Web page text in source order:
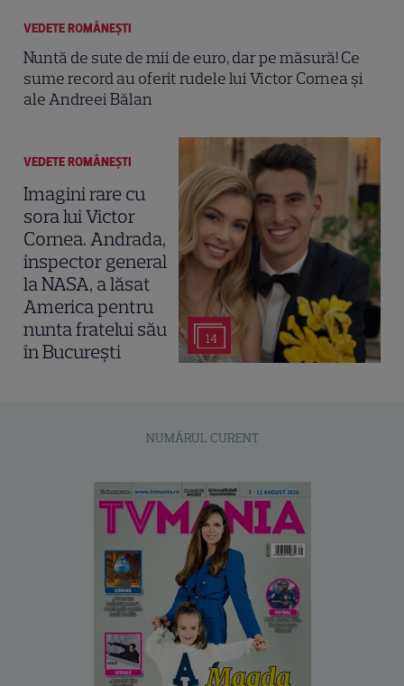
VEDETE ROMÂNEŞTI
Nuntă de sute de mii de euro, dar pe măsură! Ce
sume record au oferit rudele lui Victor Cornea și
ale Andreei Bălan
14
VEDETE ROMÂNEŞTI
Imagini rare cu
sora lui Victor
Cornea. Andrada,
inspector general
la NASA, a lăsat
America pentru
nunta fratelui său
în București
NUMĂRUL CURENT